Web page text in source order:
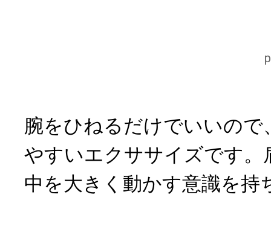
腕をひねるだけでいいので
やすいエクササイズです。
中を大きく動かす意識を持